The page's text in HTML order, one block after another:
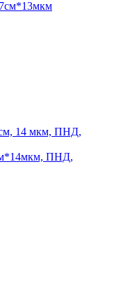
14 мкм, ПНД,